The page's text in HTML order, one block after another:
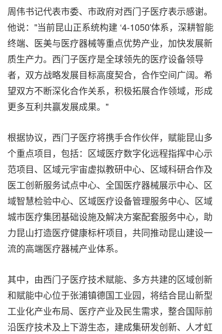
周伟书记代表市委、市政府对西门子医疗表示感谢。
他说："当前昆山正系统构建 ‘4-1050'体系，深耕智能
终端、医美与医疗器械等重点优势产业，加快发展新
质生产力。西门子医疗是全球领先的医疗设备领导
者，双方战略发展目标高度契合，合作空间广阔。希
望双方不断深化合作关系，积极拓展合作领域，形成
更多互利共赢发展成果。"
根据协议，西门子医疗将携手合作伙伴，赋能昆山多
个重点项目，包括：区域医疗数字化远程指挥中心示
范项目、区域元宇宙虚拟教研中心、区域科研合作及
医工创新服务试点中心、全国医疗器械展示中心、区
域智慧检验中心、区域医疗设备管理服务中心、区域
城市医疗集团基础设施及解决方案配套服务中心，助
力昆山打造医疗健康标杆项目，共同推动昆山建设一
流的高端医疗器械产业体系。
其中，由西门子医疗技术赋能、多方共建的区域创新
和赋能中心位于张浦镇德国工业园，将结合昆山新型
工业化产业布局、医疗产业及民生需求，整合国际前
沿医疗技术及上下游生态，建成集研发创新、人才虹